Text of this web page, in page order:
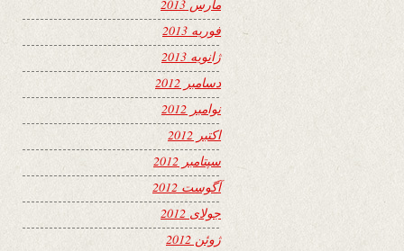
مارس 2013
فوریه 2013
ژانویه 2013
دسامبر 2012
نوامبر 2012
اکتبر 2012
سپتامبر 2012
آگوست 2012
جولای 2012
ژوئن 2012